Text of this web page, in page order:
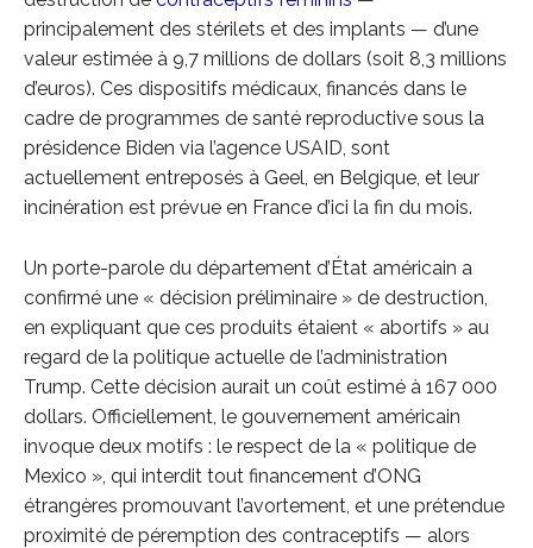
principalement des stérilets et des implants — d’une
valeur estimée à 9,7 millions de dollars (soit 8,3 millions
d’euros). Ces dispositifs médicaux, financés dans le
cadre de programmes de santé reproductive sous la
présidence Biden via l’agence USAID, sont
actuellement entreposés à Geel, en Belgique, et leur
incinération est prévue en France d’ici la fin du mois.
Un porte-parole du département d’État américain a
confirmé une « décision préliminaire » de destruction,
en expliquant que ces produits étaient « abortifs » au
regard de la politique actuelle de l’administration
Trump. Cette décision aurait un coût estimé à 167 000
dollars. Officiellement, le gouvernement américain
invoque deux motifs : le respect de la « politique de
Mexico », qui interdit tout financement d’ONG
étrangères promouvant l’avortement, et une prétendue
proximité de péremption des contraceptifs — alors